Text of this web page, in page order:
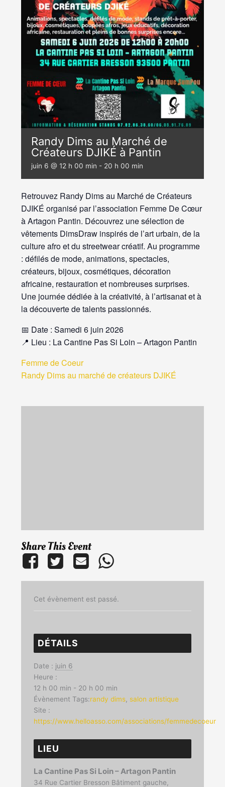
Randy Dims au Marché de
Créateurs DJIKÉ à Pantin
juin 6 @ 12 h 00 min - 20 h 00 min
Retrouvez Randy Dims au Marché de Créateurs
DJIKÉ organisé par l’association Femme De Cœur
à Artagon Pantin. Découvrez une sélection de
vêtements DimsDraw inspirés de l’art urbain, de la
culture afro et du streetwear créatif. Au programme
: défilés de mode, animations, spectacles,
créateurs, bijoux, cosmétiques, décoration
africaine, restauration et nombreuses surprises.
Une journée dédiée à la créativité, à l’artisanat et à
la découverte de talents passionnés.
📅 Date : Samedi 6 juin 2026
📍 Lieu : La Cantine Pas Si Loin – Artagon Pantin
Femme de Coeur
Randy Dims au marché de créateurs DJIKÉ
Share This Event
Cet évènement est passé.
DÉTAILS
Date : juin 6
Heure :
12 h 00 min - 20 h 00 min
Évènement Tags:randy dims salon artistique
Site :
https://www.helloasso.com/associations/femmedecoeur
LIEU
La Cantine Pas Si Loin – Artagon Pantin
34 Rue Cartier Bresson Bâtiment gauche,